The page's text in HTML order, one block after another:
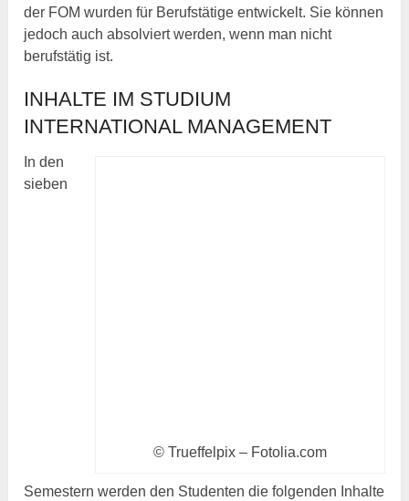
der FOM wurden für Berufstätige entwickelt. Sie können
jedoch auch absolviert werden, wenn man nicht
berufstätig ist.
INHALTE IM STUDIUM
INTERNATIONAL MANAGEMENT
© Trueffelpix – Fotolia.com
In den
sieben
Semestern werden den Studenten die folgenden Inhalte